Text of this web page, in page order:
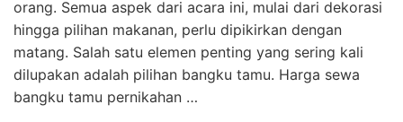
orang. Semua aspek dari acara ini, mulai dari dekorasi
hingga pilihan makanan, perlu dipikirkan dengan
matang. Salah satu elemen penting yang sering kali
dilupakan adalah pilihan bangku tamu. Harga sewa
bangku tamu pernikahan …